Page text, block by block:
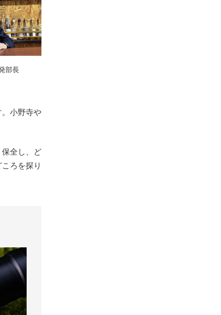
部長
小野寺や
全し、ど
ろを探り